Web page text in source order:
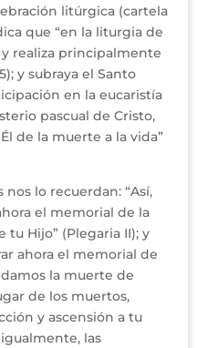
litúrgica (cartela
que “en la liturgia de
realiza principalmente
y subraya el Santo
en la eucaristía
pascual de Cristo,
de la muerte a la vida”
nos lo recuerdan: “Así,
el memorial de la
Hijo” (Plegaria II); y
ahora el memorial de
la muerte de
de los muertos,
y ascensión a tu
igualmente, las